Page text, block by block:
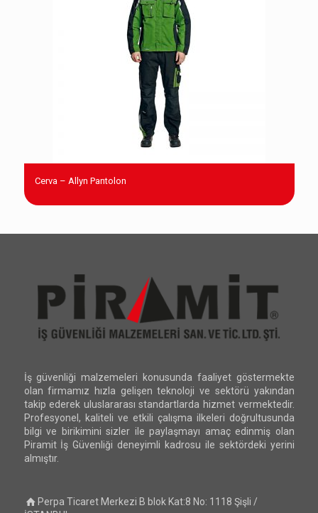
Cerva – Allyn Pantolon
İş güvenliği malzemeleri konusunda faaliyet göstermekte
olan firmamız hızla gelişen teknoloji ve sektörü yakından
takip ederek uluslararası standartlarda hizmet vermektedir.
Profesyonel, kaliteli ve etkili çalışma ilkeleri doğrultusunda
bilgi ve birikimini sizler ile paylaşmayı amaç edinmiş olan
Piramit İş Güvenliği deneyimli kadrosu ile sektördeki yerini
almıştır.
Perpa Ticaret Merkezi B blok Kat:8 No: 1118 Şişli /